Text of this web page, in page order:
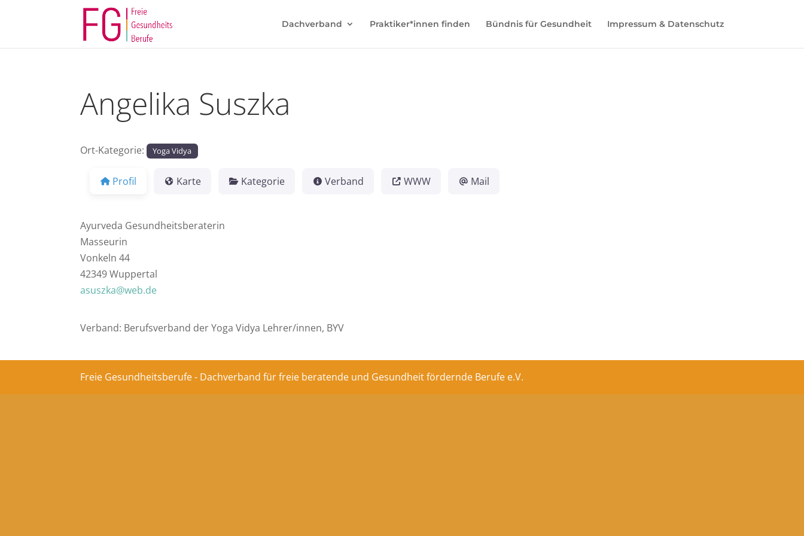
Dachverband Praktiker*innen finden Bündnis für Gesundheit Impressum & Datenschutz
Angelika Suszka
Ort-Kategorie: Yoga Vidya
Profil Karte Kategorie Verband WWW Mail
Ayurveda Gesundheitsberaterin
Masseurin
Vonkeln 44
42349 Wuppertal
asuszka@web.de
Verband: Berufsverband der Yoga Vidya Lehrer/innen, BYV
Freie Gesundheitsberufe - Dachverband für freie beratende und Gesundheit fördernde Berufe e.V.